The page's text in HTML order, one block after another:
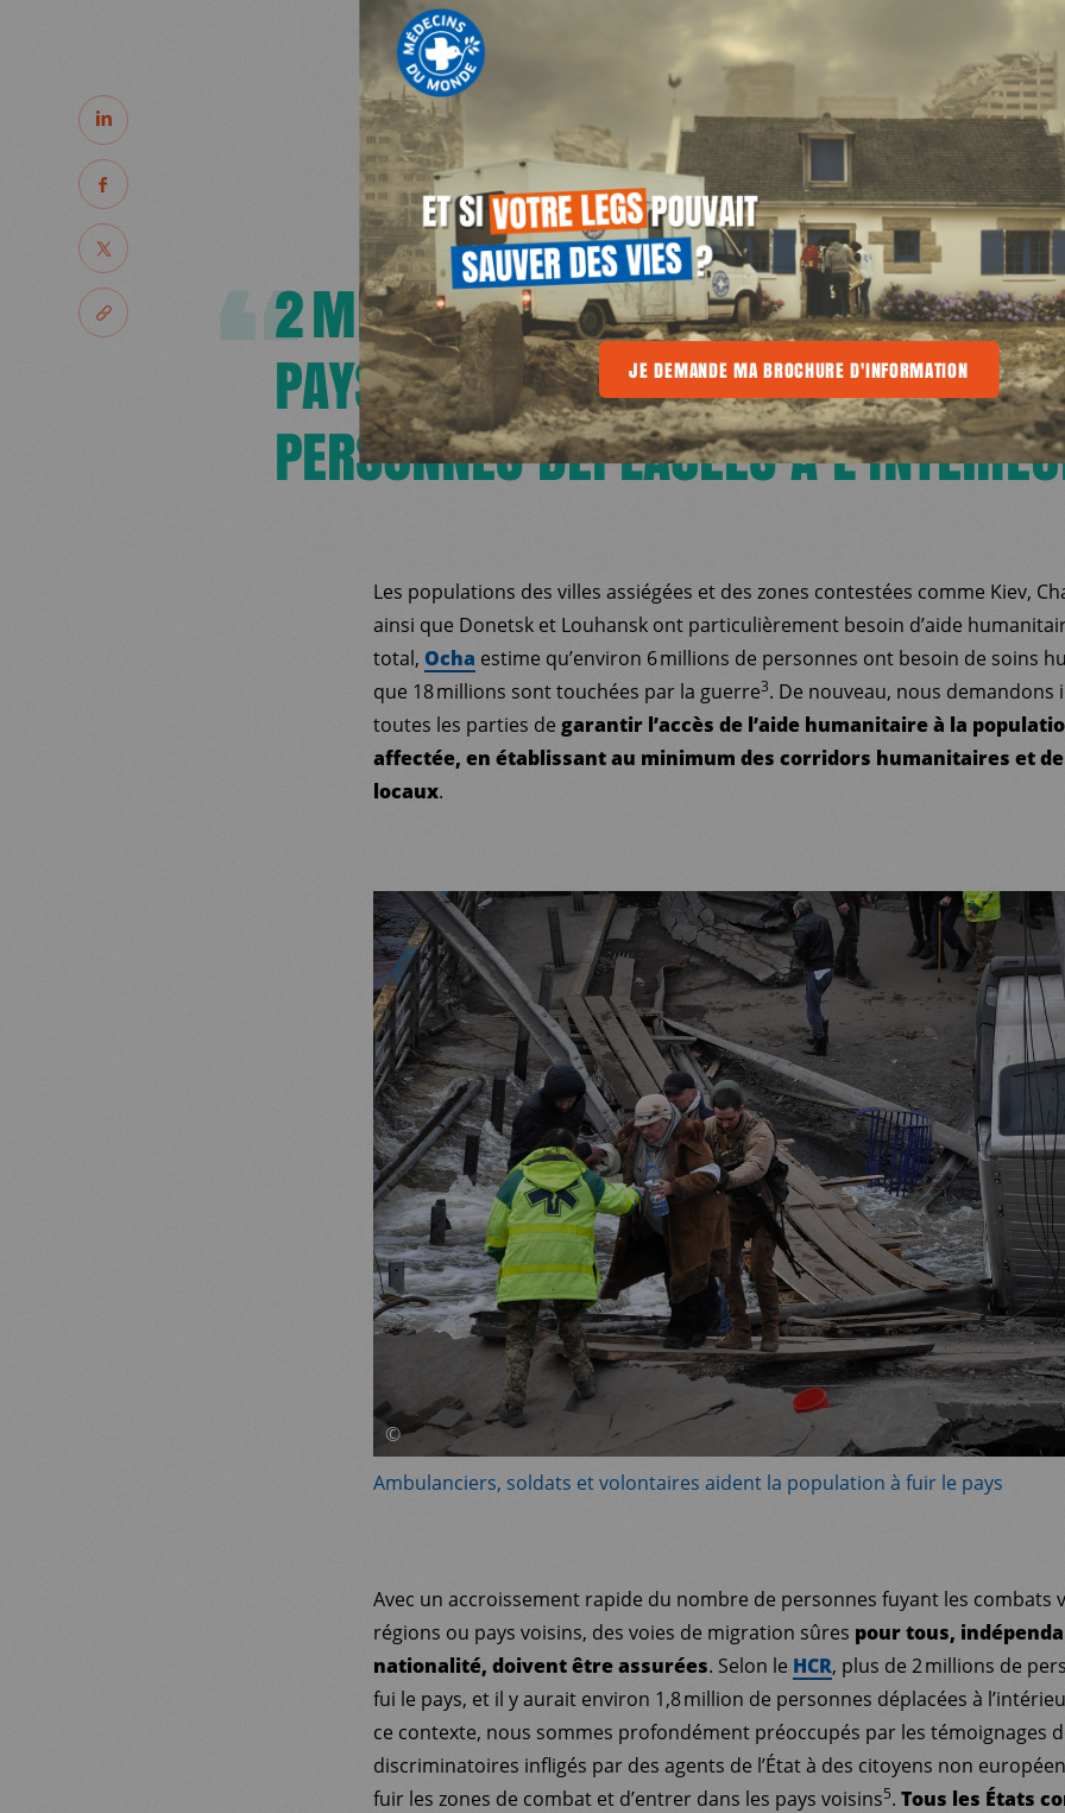
SUR LE TERRAIN
ACTUALITÉS
NOUS SOUTENIR
NOUS REJOINDRE
RESSOURCES
absolue.
Les civils et le personnel humanitaire doivent rester sains et saufset
particulier les hôpitaux et les infrastructures, doivent être préservés. Nous
résolution 2573 (2021) du Conseil de sécurité de l’ONU
qui condamne
contre les infrastructures civiles cruciales
2 MILLIONS DE PERSONNES ONT
PAYS, ET IL Y AURAIT ENVIRON 1,8
PERSONNES DÉPLACÉES À
Les populations des villes assiégées et des zones contestées comme Kiev,
ainsi que Donetsk et Louhansk ont particulièrement besoin d’aide
total, Ocha estime qu’environ 6 millions de personnes ont besoin de soins
que 18 millions sont touchées par la guerre3. De nouveau, nous demandons
toutes les parties degarantir l’accès de l’aide humanitaire à la
affectée, en établissant au minimum des corridors humanitaires et
locaux.
©
Ambulanciers, soldats et volontaires aident la population à fuir le pays
Avec un accroissement rapide du nombre de personnes fuyant les combats
régions ou pays voisins, des voies de migration sûres pour tous,
nationalité, doivent être assurées. Selon le HCR, plus de 2 millions de
fui le pays, et il y aurait environ 1,8 million de personnes déplacées à
ce contexte, nous sommes profondément préoccupés par les témoignages
discriminatoires infligés par des agents de l’État à des citoyens non
fuir les zones de combat et d’entrer dans les pays voisins5. Tous les États
PARTAGER
PARTAGER
PARTAGER
PARTAGER LE LIEN
JE DEMANDE MA BROCHURE D'INFORMATION JE DEMANDE MA BROCHURE
JE DEMANDE MA BROCHURE D'INFORMATION